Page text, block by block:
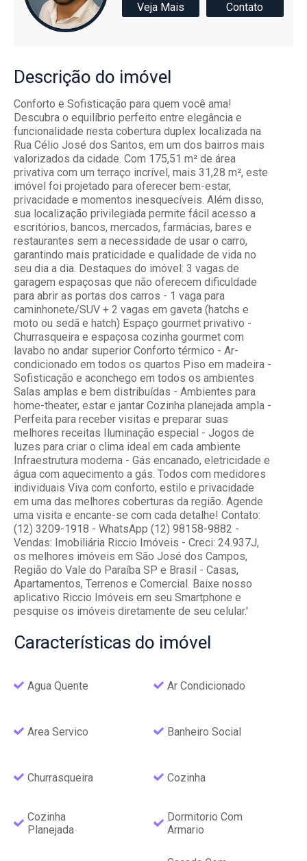
Veja Mais
Contato
Descrição do imóvel
Conforto e Sofisticação para quem você ama!
Descubra o equilíbrio perfeito entre elegância e
funcionalidade nesta cobertura duplex localizada na
Rua Célio José dos Santos, em um dos bairros mais
valorizados da cidade. Com 175,51 m² de área
privativa com um terraço incrível, mais 31,28 m², este
imóvel foi projetado para oferecer bem-estar,
privacidade e momentos inesquecíveis. Além disso,
sua localização privilegiada permite fácil acesso a
escritórios, bancos, mercados, farmácias, bares e
restaurantes sem a necessidade de usar o carro,
garantindo mais praticidade e qualidade de vida no
seu dia a dia. Destaques do imóvel: 3 vagas de
garagem espaçosas que não oferecem dificuldade
para abrir as portas dos carros - 1 vaga para
caminhonete/SUV + 2 vagas em gaveta (hatchs e
moto ou sedã e hatch) Espaço gourmet privativo -
Churrasqueira e espaçosa cozinha gourmet com
lavabo no andar superior Conforto térmico - Ar-
condicionado em todos os quartos Piso em madeira -
Sofisticação e aconchego em todos os ambientes
Salas amplas e bem distribuídas - Ambientes para
home-theater, estar e jantar Cozinha planejada ampla -
Perfeita para receber visitas e preparar suas
melhores receitas Iluminação especial - Jogos de
luzes para criar o clima ideal em cada ambiente
Infraestrutura moderna - Gás encanado, eletricidade e
água com aquecimento a gás. Todos com medidores
individuais Viva com conforto, estilo e privacidade
em uma das melhores coberturas da região. Agende
uma visita e encante-se com cada detalhe! Contato:
(12) 3209-1918 - WhatsApp (12) 98158-9882 -
Vendas: Imobiliária Riccio Imóveis - Creci: 24.937J,
os melhores imóveis em São José dos Campos,
Região do Vale do Paraíba SP e Brasil - Casas,
Apartamentos, Terrenos e Comercial. Baixe nosso
aplicativo Riccio Imóveis em seu Smartphone e
pesquise os imóveis diretamente de seu celular.'
Características do imóvel
Agua Quente Ar Condicionado
Area Servico Banheiro Social
Churrasqueira Cozinha
Cozinha
Planejada
Dormitorio Com
Armario